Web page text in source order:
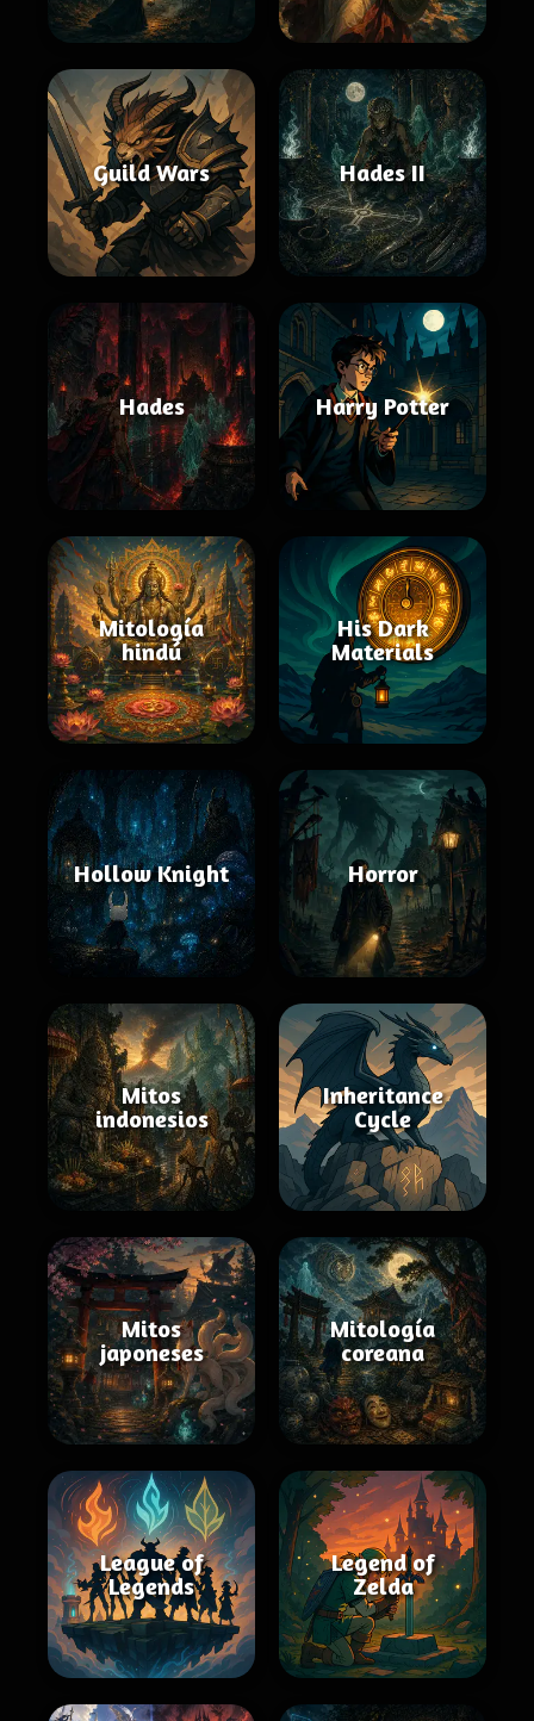
Guild Wars Hades II
Hades Harry Potter
Mitología
hindú
His Dark
Materials
Hollow Knight Horror
Mitos
indonesios
Inheritance
Cycle
Mitos
japoneses
Mitología
coreana
League of
Legends
Legend of
Zelda